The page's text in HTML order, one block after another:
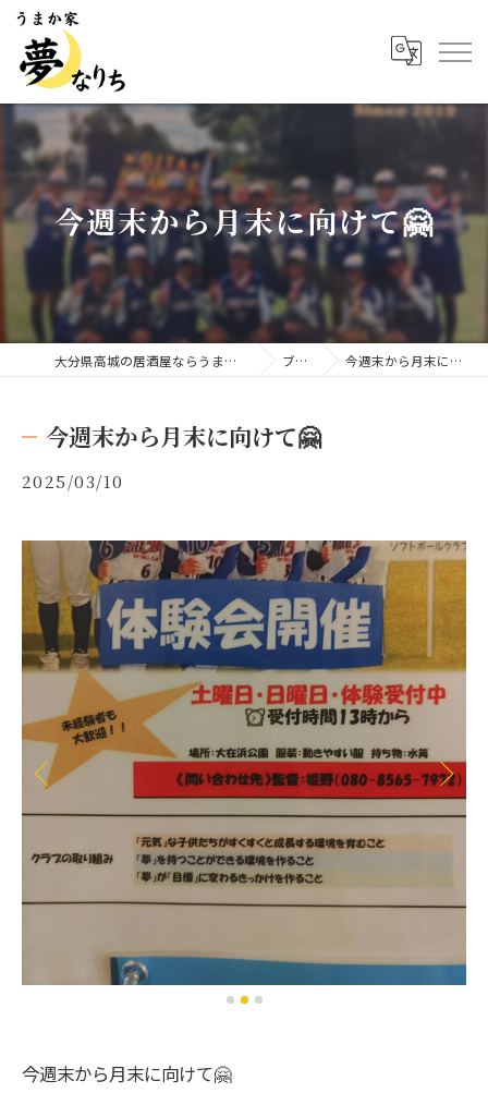
今週末から月末に向けて🤗
大分県高城の居酒屋ならうまか家 夢なりち ブログ 今週末から月末に向けて🤗
今週末から月末に向けて🤗
2025/03/10
今週末から月末に向けて🤗